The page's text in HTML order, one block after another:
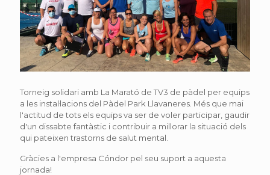
Torneig solidari amb La Marató de TV3 de pàdel per equips
a les instal·lacions del Pàdel Park Llavaneres. Més que mai
l'actitud de tots els equips va ser de voler participar, gaudir
d'un dissabte fantàstic i contribuir a millorar la situació dels
qui pateixen trastorns de salut mental.
Gràcies a l'empresa Cóndor pel seu suport a aquesta
jornada!